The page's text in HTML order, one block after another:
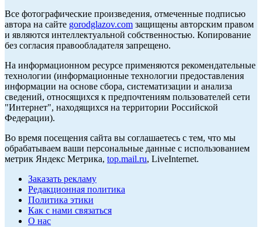
Все фотографические произведения, отмеченные подписью
автора на сайте gorodglazov.com защищены авторским правом
и являются интеллектуальной собственностью. Копирование
без согласия правообладателя запрещено.
На информационном ресурсе применяются рекомендательные
технологии (информационные технологии предоставления
информации на основе сбора, систематизации и анализа
сведений, относящихся к предпочтениям пользователей сети
"Интернет", находящихся на территории Российской
Федерации).
Во время посещения сайта вы соглашаетесь с тем, что мы
обрабатываем ваши персональные данные с использованием
метрик Яндекс Метрика, top.mail.ru, LiveInternet.
Заказать рекламу
Редакционная политика
Политика этики
Как с нами связаться
О нас